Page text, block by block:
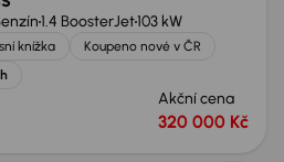
1.4 BoosterJet103 kW
knížka
Koupeno nové v ČR
Akční cena
320 000 Kč